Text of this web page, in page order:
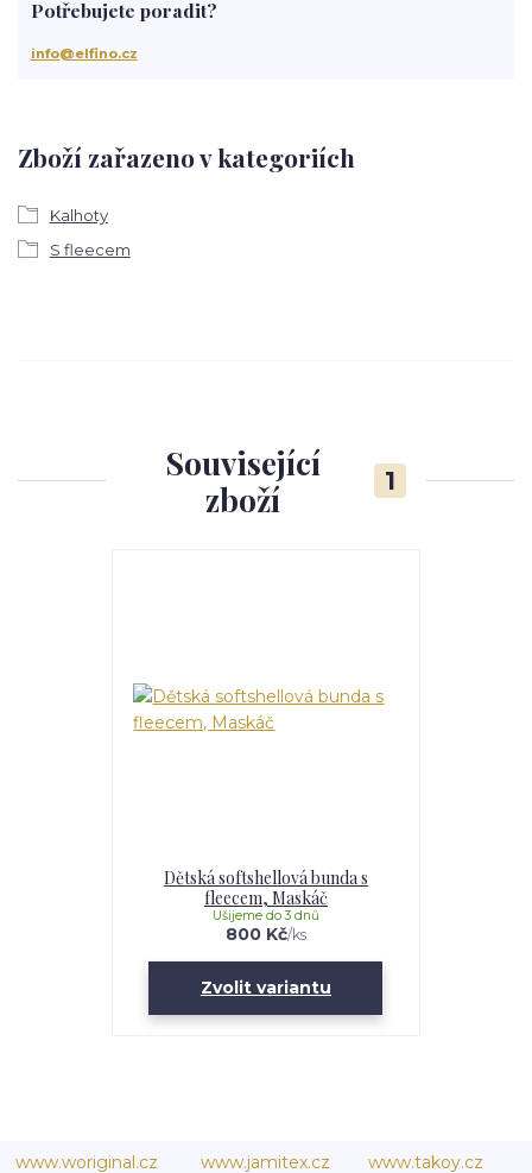
Zboží zařazeno v kategoriích
Kalhoty
S fleecem
Potřebujete poradit?
info@elfino.cz
Související
zboží
1
Dětská softshellová bunda s
fleecem, Maskáč
800 Kč/ks
Ušijeme do 3 dnů
Zvolit variantu
www.woriginal.cz www.jamitex.cz www.takoy.cz